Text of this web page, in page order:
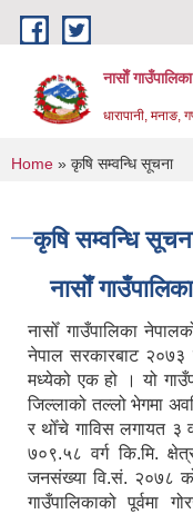
Skip to main content
नासाेँ
धारापानी, मनाङ,
You are here
Home » कृषि सम्वन्धि सूचना
कृषि सम्वन्धि
नासाेँ
नासोँ गाउँपालिका
नेपाल सरकारबाट
मध्येको एक हो । यो
जिल्लाको तल्लो भेगमा
र थोँचे गाविस लगायत ३
७०९.५८ वर्ग कि.मि.
जनसंख्या वि.सं. २०७८
गाउँपालिकाको पूर्वमा